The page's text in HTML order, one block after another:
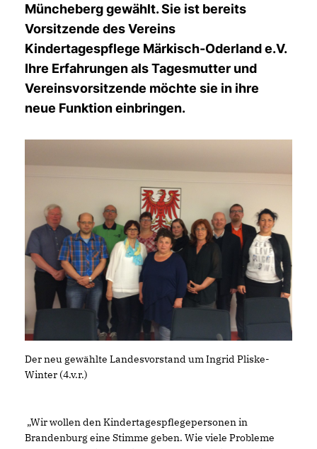
Müncheberg gewählt. Sie ist bereits
Vorsitzende des Vereins
Kindertagespflege Märkisch-Oderland e.V.
Ihre Erfahrungen als Tagesmutter und
Vereinsvorsitzende möchte sie in ihre
neue Funktion einbringen.
Der neu gewählte Landesvorstand um Ingrid Pliske-
Winter (4.v.r.)
Wir wollen den Kindertagespflegepersonen in
Brandenburg eine Stimme geben. Wie viele Probleme